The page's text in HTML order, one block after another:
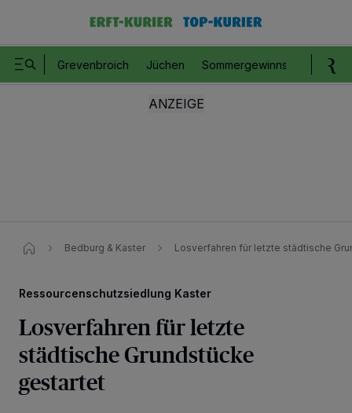
Grevenbroich Jüchen Sommergewinnspiel
Bedburg & Kaster Losverfahren für letzte städtische
Ressourcenschutzsiedlung Kaster
Losverfahren für letzte
städtische Grundstücke
gestartet